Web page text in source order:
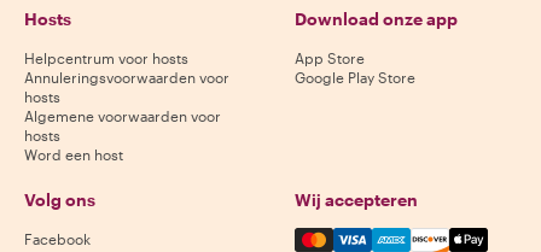
Hosts
Helpcentrum voor hosts
Annuleringsvoorwaarden voor
hosts
Algemene voorwaarden voor
hosts
Word een host
Download onze app
App Store
Google Play Store
Volg ons
Facebook
Wij accepteren
Mastercard, Visa, Amex,